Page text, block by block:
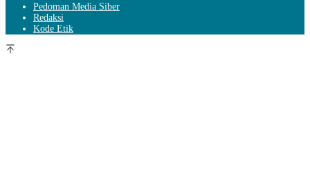
Pedoman Media Siber
Redaksi
Kode Etik